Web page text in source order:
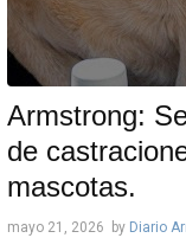
Armstrong:
de
mascotas.
mayo 21, 2026 by Diario